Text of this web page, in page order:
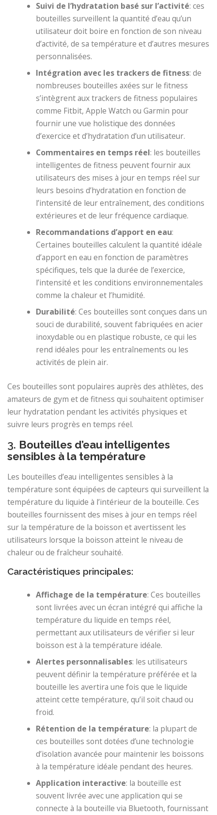
Suivi de l’hydratation basé sur l’activité: ces
bouteilles surveillent la quantité d’eau qu’un
utilisateur doit boire en fonction de son niveau
d’activité, de sa température et d’autres mesures
personnalisées.
Intégration avec les trackers de fitness: de
nombreuses bouteilles axées sur le fitness
s’intègrent aux trackers de fitness populaires
comme Fitbit, Apple Watch ou Garmin pour
fournir une vue holistique des données
d’exercice et d’hydratation d’un utilisateur.
Commentaires en temps réel: les bouteilles
intelligentes de fitness peuvent fournir aux
utilisateurs des mises à jour en temps réel sur
leurs besoins d’hydratation en fonction de
l’intensité de leur entraînement, des conditions
extérieures et de leur fréquence cardiaque.
Recommandations d’apport en eau:
Certaines bouteilles calculent la quantité idéale
d’apport en eau en fonction de paramètres
spécifiques, tels que la durée de l’exercice,
l’intensité et les conditions environnementales
comme la chaleur et l’humidité.
Durabilité: Ces bouteilles sont conçues dans un
souci de durabilité, souvent fabriquées en acier
inoxydable ou en plastique robuste, ce qui les
rend idéales pour les entraînements ou les
activités de plein air.
Ces bouteilles sont populaires auprès des athlètes, des
amateurs de gym et de fitness qui souhaitent optimiser
leur hydratation pendant les activités physiques et
suivre leurs progrès en temps réel.
3. Bouteilles d’eau intelligentes
sensibles à la température
Les bouteilles d’eau intelligentes sensibles à la
température sont équipées de capteurs qui surveillent la
température du liquide à l’intérieur de la bouteille. Ces
bouteilles fournissent des mises à jour en temps réel
sur la température de la boisson et avertissent les
utilisateurs lorsque la boisson atteint le niveau de
chaleur ou de fraîcheur souhaité.
Caractéristiques principales:
Affichage de la température: Ces bouteilles
sont livrées avec un écran intégré qui affiche la
température du liquide en temps réel,
permettant aux utilisateurs de vérifier si leur
boisson est à la température idéale.
Alertes personnalisables: les utilisateurs
peuvent définir la température préférée et la
bouteille les avertira une fois que le liquide
atteint cette température, qu’il soit chaud ou
froid.
Rétention de la température: la plupart de
ces bouteilles sont dotées d’une technologie
d’isolation avancée pour maintenir les boissons
à la température idéale pendant des heures.
Application interactive: la bouteille est
souvent livrée avec une application qui se
connecte à la bouteille via Bluetooth, fournissant